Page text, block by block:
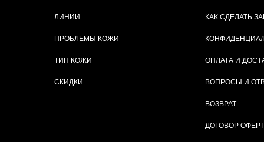
ЛИНИИ
ПРОБЛЕМЫ КОЖИ
ТИП КОЖИ
СКИДКИ
КАК СДЕЛАТЬ
ОПЛАТА И
ВОПРОСЫ И
ВОЗВРАТ
ДОГОВОР